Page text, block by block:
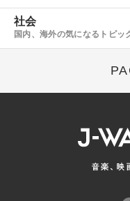
社会
国内、海外の気になるトピッ